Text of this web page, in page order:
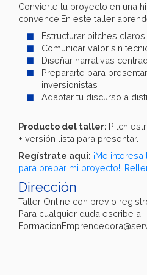
Convierte tu proyecto en una
convence.En este taller
Estructurar pitches
Comunicar valor sin
Diseñar narrativas
Prepararte para
inversionistas
Adaptar tu discurso a
Producto del taller: Pitch
+ versión lista para presentar.
Regístrate aquí: ¡Me
para prepar mi proyecto!:
Dirección
Taller Online con previo
Para cualquier duda escribe a: